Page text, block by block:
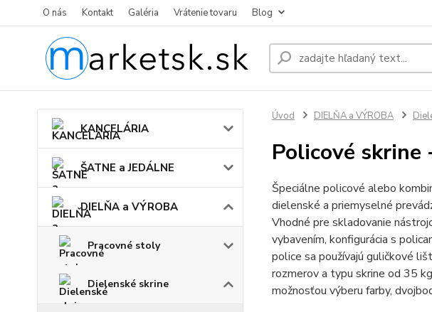
O nás Kontakt Galéria Vrátenie tovaru Blog
KANCELÁRIA
ŠATNE a JEDÁLNE
DIELŇA a VÝROBA
Pracovné stoly
Dielenské skrine
Úvod DIELŇA a VÝROBA
Policové skrine
Špeciálne policové alebo
dielenské a priemyselné
Vhodné pre skladovanie
vybavením, konfigurácia s
police sa používajú guličkové
rozmerov a typu skrine od 35
možnosťou výberu farby,